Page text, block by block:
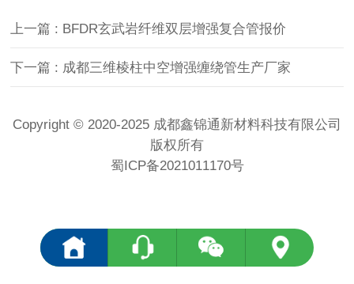
上一篇 : BFDR玄武岩纤维双层增强复合管报价
下一篇 : 成都三维棱柱中空增强缠绕管生产厂家
Copyright © 2020-2025 成都鑫锦通新材料科技有限公司
版权所有
蜀ICP备2021011170号
<